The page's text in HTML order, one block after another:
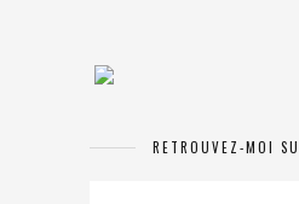
RETROUVEZ-MOI